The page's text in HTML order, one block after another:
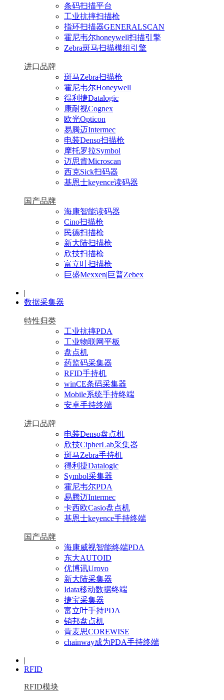
条码扫描平台
工业抗摔扫描枪
指环扫描器GENERALSCAN
霍尼韦尔honeywell扫描引擎
Zebra斑马扫描模组引擎
进口品牌
斑马Zebra扫描枪
霍尼韦尔Honeywell
得利捷Datalogic
康耐视Cognex
欧光Opticon
易腾迈Intermec
电装Denso扫描枪
摩托罗拉Symbol
迈思肯Microscan
西克Sick扫码器
基恩士keyence读码器
国产品牌
海康智能读码器
Cino扫描枪
民德扫描枪
新大陆扫描枪
欣技扫描枪
富立叶扫描枪
巨盛Mexxen|巨普Zebex
|
数据采集器
特性归类
工业抗摔PDA
工业物联网平板
盘点机
药监码采集器
RFID手持机
winCE条码采集器
Mobile系统手持终端
安卓手持终端
进口品牌
电装Denso盘点机
欣技CipherLab采集器
斑马Zebra手持机
得利捷Datalogic
Symbol采集器
霍尼韦尔PDA
易腾迈Intermec
卡西欧Casio盘点机
基恩士keyence手持终端
国产品牌
海康威视智能终端PDA
东大AUTOID
优博讯Urovo
新大陆采集器
Idata移动数据终端
捷宝采集器
富立叶手持PDA
销邦盘点机
肯麦思COREWISE
chainway成为PDA手持终端
|
RFID
RFID模块